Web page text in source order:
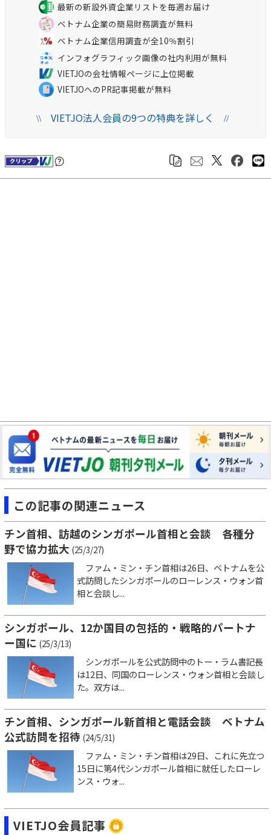
最新の新設外資企業リストを毎週お届け
ベトナム企業の簡易財務調査が無料
ベトナム企業信用調査が全10％割引
インフォグラフィック画像の社内利用が無料
VIETJOの会社情報ページに上位掲載
VIETJOへのPR記事掲載が無料
\\VIETJO法人会員の9つの特典を詳しく //
この記事の関連ニュース
チン首相、訪越のシンガポール首相と会談 各種分
野で協力拡大 (25/3/27)
ファム・ミン・チン首相は26日、ベトナムを公
式訪問したシンガポールのローレンス・ウォン首
相と会談し...
シンガポール、12か国目の包括的・戦略的パートナ
ー国に (25/3/13)
シンガポールを公式訪問中のトー・ラム書記長
は12日、同国のローレンス・ウォン首相と会談し
た。双方は...
チン首相、シンガポール新首相と電話会談 ベトナム
公式訪問を招待 (24/5/31)
ファム・ミン・チン首相は29日、これに先立つ
15日に第4代シンガポール首相に就任したローレ
ンス・ウォ...
VIETJO会員記事